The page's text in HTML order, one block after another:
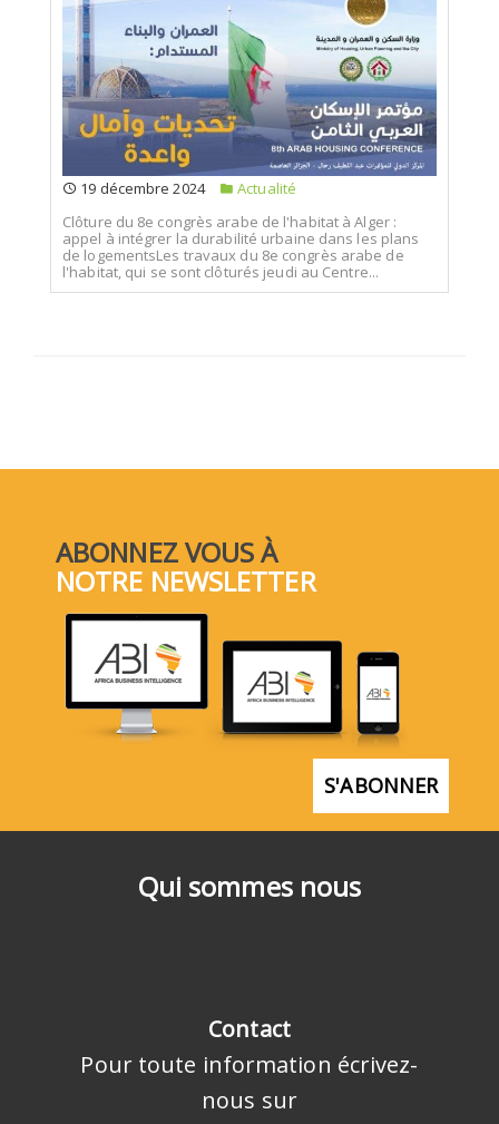
19 décembre 2024
Actualité
Clôture du 8e congrès arabe de l'habitat à Alger :
appel à intégrer la durabilité urbaine dans les plans
de logementsLes travaux du 8e congrès arabe de
l'habitat, qui se sont clôturés jeudi au Centre...
Qui sommes nous
Contact
Pour toute information écrivez-
nous sur
ABONNEZ VOUS À
NOTRE NEWSLETTER
S'ABONNER